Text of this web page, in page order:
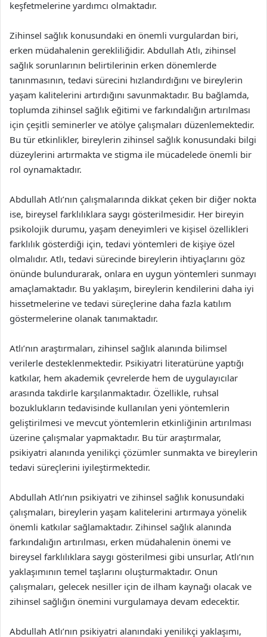
keşfetmelerine yardımcı olmaktadır.
Zihinsel sağlık konusundaki en önemli vurgulardan biri,
erken müdahalenin gerekliliğidir. Abdullah Atlı, zihinsel
sağlık sorunlarının belirtilerinin erken dönemlerde
tanınmasının, tedavi sürecini hızlandırdığını ve bireylerin
yaşam kalitelerini artırdığını savunmaktadır. Bu bağlamda,
toplumda zihinsel sağlık eğitimi ve farkındalığın artırılması
için çeşitli seminerler ve atölye çalışmaları düzenlemektedir.
Bu tür etkinlikler, bireylerin zihinsel sağlık konusundaki bilgi
düzeylerini artırmakta ve stigma ile mücadelede önemli bir
rol oynamaktadır.
Abdullah Atlı’nın çalışmalarında dikkat çeken bir diğer nokta
ise, bireysel farklılıklara saygı gösterilmesidir. Her bireyin
psikolojik durumu, yaşam deneyimleri ve kişisel özellikleri
farklılık gösterdiği için, tedavi yöntemleri de kişiye özel
olmalıdır. Atlı, tedavi sürecinde bireylerin ihtiyaçlarını göz
önünde bulundurarak, onlara en uygun yöntemleri sunmayı
amaçlamaktadır. Bu yaklaşım, bireylerin kendilerini daha iyi
hissetmelerine ve tedavi süreçlerine daha fazla katılım
göstermelerine olanak tanımaktadır.
Atlı’nın araştırmaları, zihinsel sağlık alanında bilimsel
verilerle desteklenmektedir. Psikiyatri literatürüne yaptığı
katkılar, hem akademik çevrelerde hem de uygulayıcılar
arasında takdirle karşılanmaktadır. Özellikle, ruhsal
bozuklukların tedavisinde kullanılan yeni yöntemlerin
geliştirilmesi ve mevcut yöntemlerin etkinliğinin artırılması
üzerine çalışmalar yapmaktadır. Bu tür araştırmalar,
psikiyatri alanında yenilikçi çözümler sunmakta ve bireylerin
tedavi süreçlerini iyileştirmektedir.
Abdullah Atlı’nın psikiyatri ve zihinsel sağlık konusundaki
çalışmaları, bireylerin yaşam kalitelerini artırmaya yönelik
önemli katkılar sağlamaktadır. Zihinsel sağlık alanında
farkındalığın artırılması, erken müdahalenin önemi ve
bireysel farklılıklara saygı gösterilmesi gibi unsurlar, Atlı’nın
yaklaşımının temel taşlarını oluşturmaktadır. Onun
çalışmaları, gelecek nesiller için de ilham kaynağı olacak ve
zihinsel sağlığın önemini vurgulamaya devam edecektir.
Abdullah Atlı’nın psikiyatri alanındaki yenilikçi yaklaşımı,